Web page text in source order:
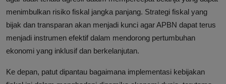
menimbulkan risiko fiskal jangka panjang. Strategi fiskal yang
bijak dan transparan akan menjadi kunci agar APBN dapat terus
menjadi instrumen efektif dalam mendorong pertumbuhan
ekonomi yang inklusif dan berkelanjutan.
Ke depan, patut dipantau bagaimana implementasi kebijakan